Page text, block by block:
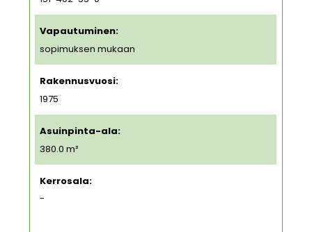
Vapautuminen:
sopimuksen mukaan
Rakennusvuosi:
1975
Asuinpinta-ala:
380.0 m²
Kerrosala:
-